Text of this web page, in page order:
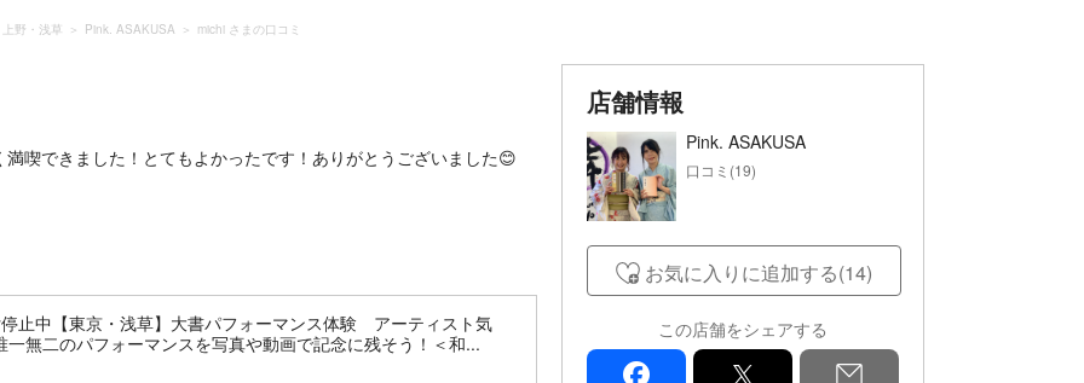
野・浅草 Pink. ASAKUSA michi さまの口コミ
喫できました！とてもよかったです！ありがとうございました😊
止中【東京・浅草】大書パフォーマンス体験 アーティスト気
一無二のパフォーマンスを写真や動画で記念に残そう！＜和...
店舗情報
Pink. ASAKUSA
口コミ(19)
お気に入りに追加する(14)
この店舗をシェアする
facebook